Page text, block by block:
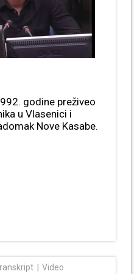
godine preživeo
u Vlasenici i
Nove Kasabe.
Video